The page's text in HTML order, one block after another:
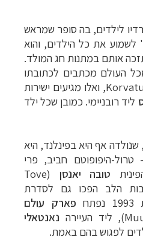
לילדים, בה סופר שמראש
את כל הילדים, והוא
אותם במתנות חג המולד.
העולם מכתבים לכתובתו
, ואלו מגיעים ישירות
ליד רובניימי. כמובן שכל ילד
אף היא בפינלנד, היא
היפופוטם חביב, פרי
טובה יאנסן (
Tove
הלב הפכו גם לסדרת
פארק עולם
), ליד העיירה נאנטאלי
לפגוש בהם באמת.